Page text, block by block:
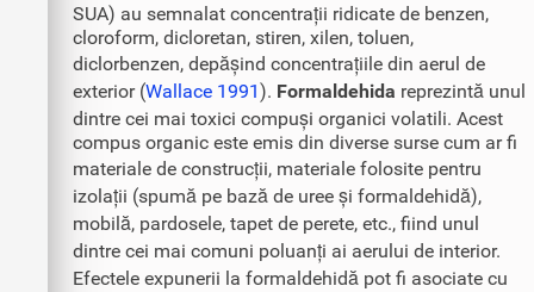
SUA) au semnalat concentrații ridicate de benzen,
cloroform, dicloretan, stiren, xilen, toluen,
diclorbenzen, depășind concentrațiile din aerul de
exterior (Wallace 1991). Formaldehida reprezintă unul
dintre cei mai toxici compuși organici volatili. Acest
compus organic este emis din diverse surse cum ar fi
materiale de construcții, materiale folosite pentru
izolații (spumă pe bază de uree și formaldehidă),
mobilă, pardosele, tapet de perete, etc., fiind unul
dintre cei mai comuni poluanți ai aerului de interior.
Efectele expunerii la formaldehidă pot fi asociate cu